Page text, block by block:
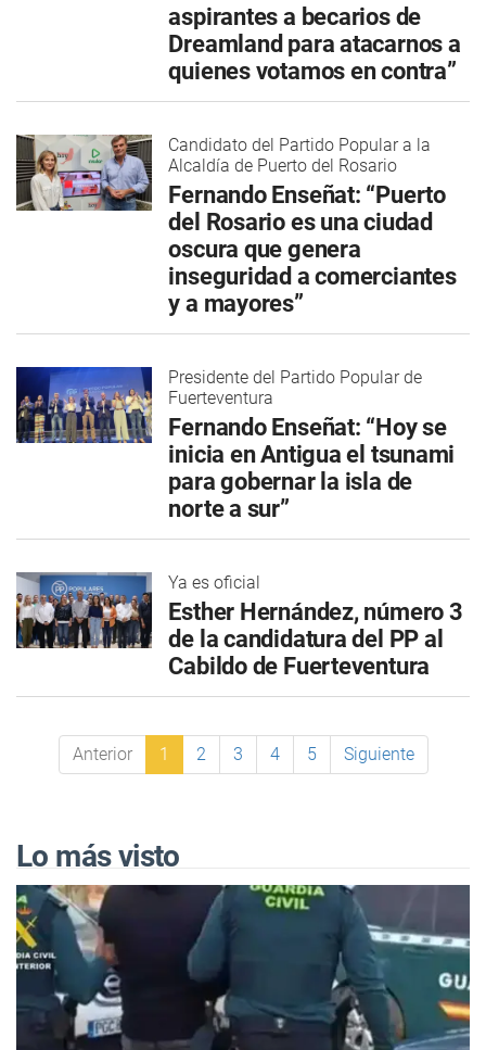
aspirantes a becarios de
Dreamland para atacarnos a
quienes votamos en contra”
Candidato del Partido Popular a la
Alcaldía de Puerto del Rosario
Fernando Enseñat: “Puerto
del Rosario es una ciudad
oscura que genera
inseguridad a comerciantes
y a mayores”
Presidente del Partido Popular de
Fuerteventura
Fernando Enseñat: “Hoy se
inicia en Antigua el tsunami
para gobernar la isla de
norte a sur”
Ya es oficial
Esther Hernández, número 3
de la candidatura del PP al
Cabildo de Fuerteventura
Anterior 1 2 3 4 5 Siguiente
Lo más visto